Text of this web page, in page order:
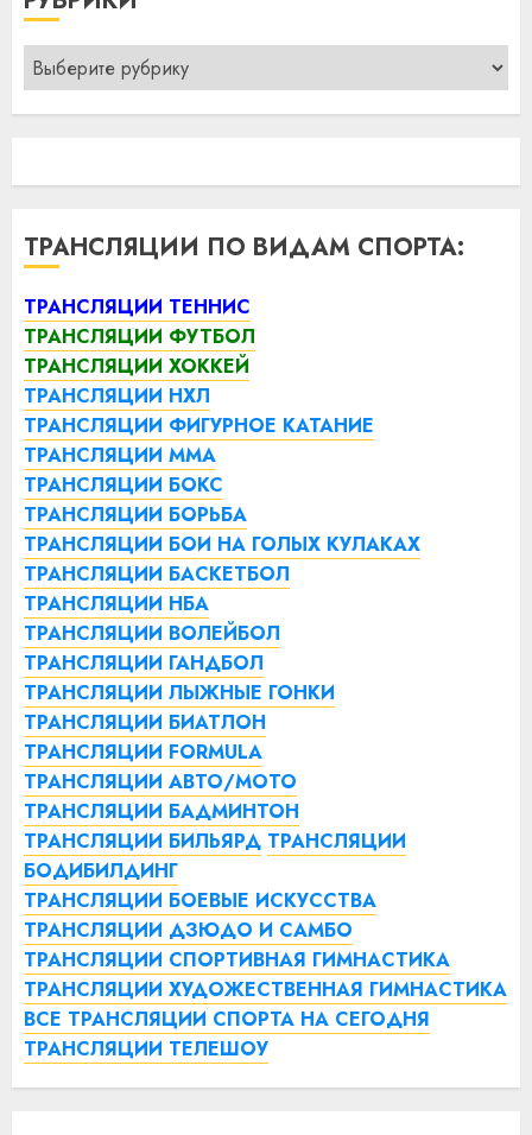
Рубрики
ТРАНСЛЯЦИИ ПО ВИДАМ СПОРТА:
ТРАНСЛЯЦИИ ТЕННИС
ТРАНСЛЯЦИИ ФУТБОЛ
ТРАНСЛЯЦИИ ХОККЕЙ
ТРАНСЛЯЦИИ НХЛ
ТРАНСЛЯЦИИ ФИГУРНОЕ КАТАНИЕ
ТРАНСЛЯЦИИ ММА
ТРАНСЛЯЦИИ БОКС
ТРАНСЛЯЦИИ БОРЬБА
ТРАНСЛЯЦИИ БОИ НА ГОЛЫХ КУЛАКАХ
ТРАНСЛЯЦИИ БАСКЕТБОЛ
ТРАНСЛЯЦИИ НБА
ТРАНСЛЯЦИИ ВОЛЕЙБОЛ
ТРАНСЛЯЦИИ ГАНДБОЛ
ТРАНСЛЯЦИИ ЛЫЖНЫЕ ГОНКИ
ТРАНСЛЯЦИИ БИАТЛОН
ТРАНСЛЯЦИИ FORMULA
ТРАНСЛЯЦИИ АВТО/МОТО
ТРАНСЛЯЦИИ БАДМИНТОН
ТРАНСЛЯЦИИ БИЛЬЯРД ТРАНСЛЯЦИИ
БОДИБИЛДИНГ
ТРАНСЛЯЦИИ БОЕВЫЕ ИСКУССТВА
ТРАНСЛЯЦИИ ДЗЮДО И САМБО
ТРАНСЛЯЦИИ СПОРТИВНАЯ ГИМНАСТИКА
ТРАНСЛЯЦИИ ХУДОЖЕСТВЕННАЯ ГИМНАСТИКА
ВСЕ ТРАНСЛЯЦИИ СПОРТА НА СЕГОДНЯ
ТРАНСЛЯЦИИ ТЕЛЕШОУ